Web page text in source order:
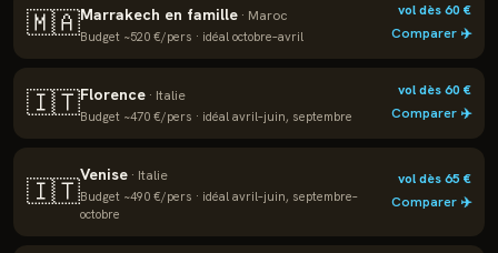
🇲🇦Marrakech en famille · Maroc
Budget ~520 €/pers · idéal octobre–avril
vol dès60€
Comparer ✈️
🇮🇹Florence · Italie
Budget ~470 €/pers · idéal avril–juin, septembre
vol dès60€
Comparer ✈️
🇮🇹Venise · Italie
Budget ~490 €/pers · idéal avril–juin, septembre–
octobre
vol dès65 €
Comparer ✈️